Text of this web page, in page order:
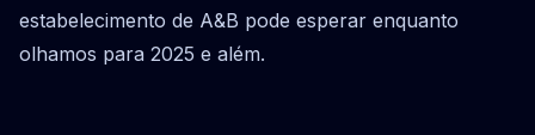
estabelecimento de A&B pode esperar enquanto
olhamos para 2025 e além.